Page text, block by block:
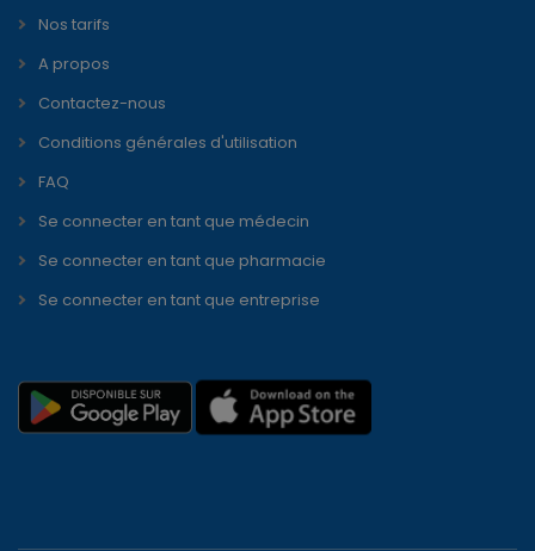
Nos tarifs
A propos
Contactez-nous
Conditions générales d'utilisation
FAQ
Se connecter en tant que médecin
Se connecter en tant que pharmacie
Se connecter en tant que entreprise